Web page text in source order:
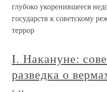
глубоко укоренившееся
государств к советскому
террор
I. Накануне:
разведка о